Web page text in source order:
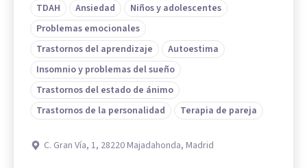
TDAH Ansiedad
Niños y adolescentes
Problemas emocionales
Trastornos del aprendizaje
Autoestima
Insomnio y problemas del sueño
Trastornos del estado de ánimo
Trastornos de la personalidad
Terapia de pareja
C. Gran Vía, 1, 28220 Majadahonda, Madrid